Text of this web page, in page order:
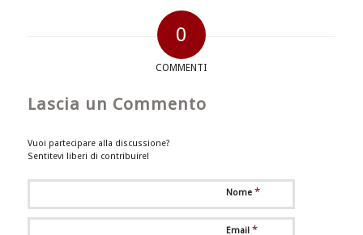
0
COMMENTI
Lascia un Commento
Vuoi partecipare alla discussione?
Sentitevi liberi di contribuire!
Nome *
Email *